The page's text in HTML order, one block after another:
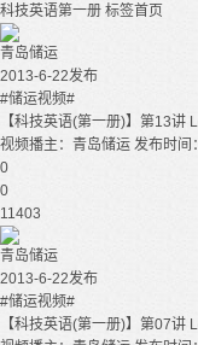
科技英语第一册 标签首页
青岛储运
2013-6-22发布
#储运视频#
【科技英语(第一册)】第13
视频播主：青岛储运 发布时
0
0
11403
青岛储运
2013-6-22发布
#储运视频#
【科技英语(第一册)】第07